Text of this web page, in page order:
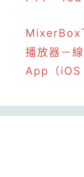
MixerBox
播放器－
App（iOS